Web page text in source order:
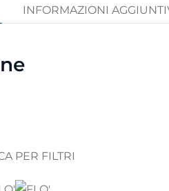
INFORMAZIONI
PER FILTRI